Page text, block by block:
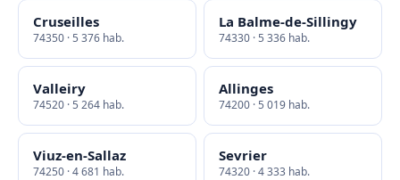
Cruseilles
74350 · 5 376 hab.
La Balme-de-Sillingy
74330 · 5 336 hab.
Valleiry
74520 · 5 264 hab.
Allinges
74200 · 5 019 hab.
Viuz-en-Sallaz
74250 · 4 681 hab.
Sevrier
74320 · 4 333 hab.